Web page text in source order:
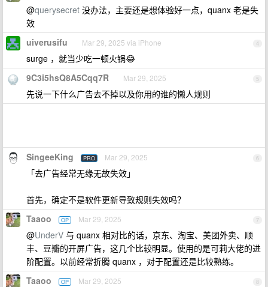
@querysecret 没办法，主要还是想体验好一点，quanx 老是失
效
4
uiverusifu Mar 29, 2025 via iPhone
surge ，就当少吃一顿火锅😂
5
9C3i5hsQ8A5Cqq7R Mar 29, 2025
先说一下什么广告去不掉以及你用的谁的懒人规则
6
SingeeKing PRO Mar 29, 2025
「去广告经常无缘无故失效」
首先，确定不是软件更新导致规则失效吗？
7
Taaoo OP Mar 29, 2025
@UnderV 与 quanx 相对比的话，京东、淘宝、美团外卖、顺
丰、豆瓣的开屏广告，这几个比较明显。使用的是可莉大佬的进
阶配置。以前经常折腾 quanx ，对于配置还是比较熟练。
8
Taaoo OP Mar 29, 2025